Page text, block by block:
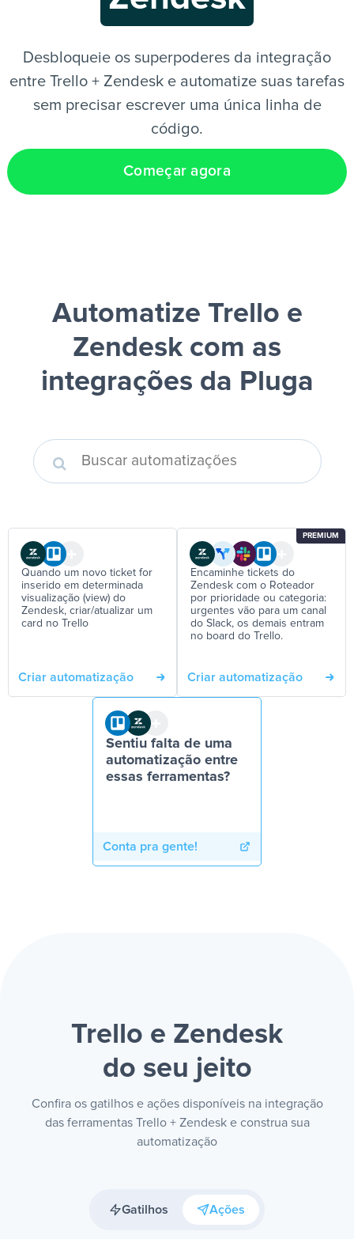
Desbloqueie os superpoderes da integração
entre Trello + Zendesk e automatize suas tarefas
sem precisar escrever uma única linha de
código.
Começar agora
Automatize Trello e
Zendesk com as
integrações da Pluga
Quando um novo ticket for
inserido em determinada
visualização (view) do
Zendesk, criar/atualizar um
card no Trello
Criar automatização
PREMIUM
Encaminhe tickets do
Zendesk com o Roteador
por prioridade ou categoria:
urgentes vão para um canal
do Slack, os demais entram
no board do Trello.
Criar automatização
Sentiu falta de uma
automatização entre
essas ferramentas?
Conta pra gente!
Trello e Zendesk
do seu jeito
Confira os gatilhos e ações disponíveis na integração
das ferramentas Trello + Zendesk e construa sua
automatização
Gatilhos Ações